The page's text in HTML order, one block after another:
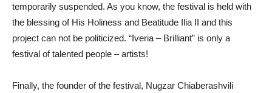
temporarily suspended. As you know, the festival is held with
the blessing of His Holiness and Beatitude Ilia II and this
project can not be politicized. “Iveria – Brilliant” is only a
festival of talented people – artists!
Finally, the founder of the festival, Nugzar Chiaberashvili